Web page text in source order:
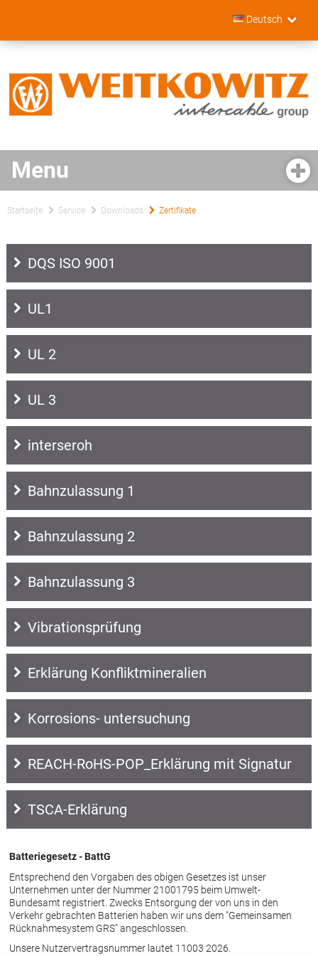
Deutsch
Startseite Service Downloads Zertifikate
DQS ISO 9001
UL1
UL 2
UL 3
interseroh
Bahnzulassung 1
Bahnzulassung 2
Bahnzulassung 3
Vibrationsprüfung
Erklärung Konfliktmineralien
Korrosions- untersuchung
REACH-RoHS-POP_Erklärung mit Signatur
TSCA-Erklärung
Batteriegesetz - BattG
Entsprechend den Vorgaben des obigen Gesetzes ist unser
Unternehmen unter der Nummer 21001795 beim Umwelt-
Bundesamt registriert. Zwecks Entsorgung der von uns in den
Verkehr gebrachten Batterien haben wir uns dem "Gemeinsamen
Rücknahmesystem GRS" angeschlossen.
Unsere Nutzervertragsnummer lautet 11003 2026.